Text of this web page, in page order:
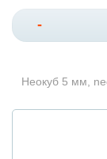
-
Неокуб 5 мм,